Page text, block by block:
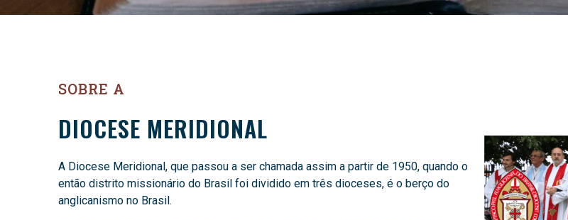
SOBRE A
DIOCESE MERIDIONAL
A Diocese Meridional, que passou a ser chamada assim a partir de 1950, quando o
então distrito missionário do Brasil foi dividido em três dioceses, é o berço do
anglicanismo no Brasil.